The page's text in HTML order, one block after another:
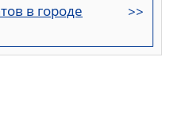
в городе